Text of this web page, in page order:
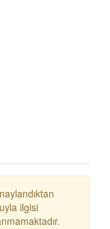
ilgisi